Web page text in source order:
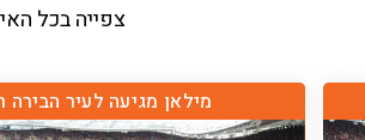
צפייה בכל
מילאן מגיעה לעיר הבירה